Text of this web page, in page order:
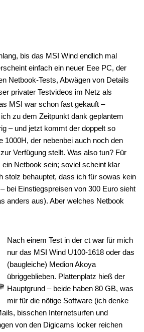
bis das MSI Wind endlich mal
einfach ein neuer Eee PC, der
Netbook-Tests, Abwägen von Details
privater Testvideos im Netz als
MSI war schon fast gekauft –
zu dem Zeitpunkt dank geplantem
– und jetzt kommt der doppelt so
1000H, der nebenbei auch noch den
Verfügung stellt. Was also tun? Für
Netbook sein; soviel scheint klar
stolz behauptet, dass ich für sowas kein
bei Einstiegspreisen von 300 Euro sieht
anders aus). Aber welches Netbook
Nach einem Test in der ct war für mich
nur das MSI Wind U100-1618 oder das
(baugleiche) Medion Akoya
übriggeblieben. Plattenplatz hieß der
Hauptgrund – beide haben 80 GB, was
mir für die nötige Software (ich denke
bisschen Internetsurfen und
von den Digicams locker reichen